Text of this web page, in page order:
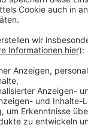
und
sich um Themen
die kleinen
April ihre bislang
Art Of Loving
Europa,
Die Tournee